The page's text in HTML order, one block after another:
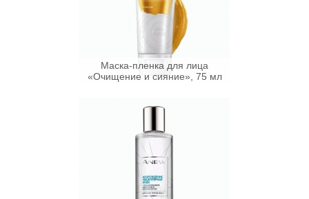
Маска-пленка для лица
«Очищение и сияние», 75 мл